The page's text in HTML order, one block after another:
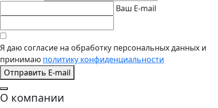
Ваш E-mail
Я даю согласие на обработку персональных данных и
принимаю политику конфиденциальности
Отправить E-mail
О компании